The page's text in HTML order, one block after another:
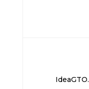
IdeaGTO.